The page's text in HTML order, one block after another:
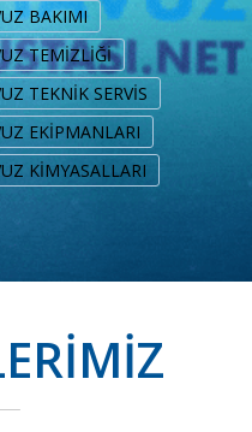
BAKIMI
TEMİZLİĞİ
TEKNİK SERVİS
EKİPMANLARI
KİMYASALLARI